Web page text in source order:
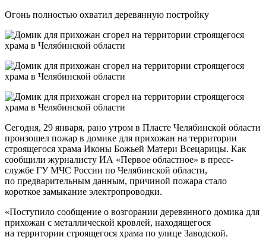
Огонь полностью охватил деревянную постройку
Сегодня, 29 января, рано утром в Пласте Челябинской области
произошел пожар в домике для прихожан на территории
строящегося храма Иконы Божьей Матери Всецарицы. Как
сообщили журналисту ИА «Первое областное» в пресс-
службе ГУ МЧС России по Челябинской области,
по предварительным данным, причиной пожара стало
короткое замыкание электропроводки.
«Поступило сообщение о возгорании деревянного домика для
прихожан с металлической кровлей, находящегося
на территории строящегося храма по улице Заводской.